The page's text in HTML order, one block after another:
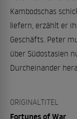
Kambodschas
liefern, erzählt er
Geschäfts. Peter
über Südostasien
Durcheinander
ORIGINALTITEL
Fortunes of War